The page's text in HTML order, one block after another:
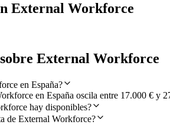
External Workforce
External Workforce
en España?
en España oscila entre 17.000 € y
hay disponibles?
de External Workforce?